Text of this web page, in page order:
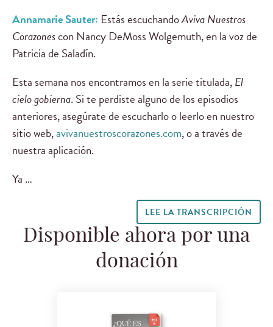
Annamarie Sauter: Estás escuchandoAviva Nuestros
Corazonescon Nancy DeMoss Wolgemuth, en la voz de
Patricia de Saladín.
Esta semana nos encontramos en la serie titulada,El
cielo gobierna. Si te perdiste alguno de los episodios
anteriores, asegúrate de escucharlo o leerlo en nuestro
sitio web,avivanuestroscorazones.com, o a través de
nuestra aplicación.
Ya …
LEE LA TRANSCRIPCIÓN
Disponible ahora por una
donación